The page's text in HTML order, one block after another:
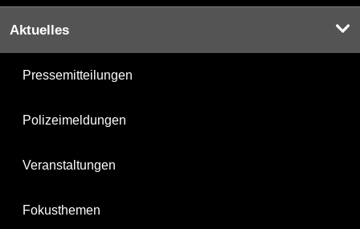
Aktuelles
Pressemitteilungen
Polizeimeldungen
Veranstaltungen
Fokusthemen